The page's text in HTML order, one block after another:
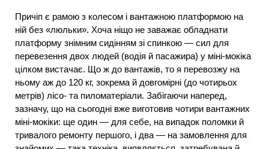
Причіп є рамою з колесом і вантажною платформою на
ній без «люльки». Хоча ніщо не заважає обладнати
платформу знімним сидінням зі спинкою — сил для
перевезення двох людей (водія й пасажира) у міні-мокіка
цілком вистачає. Що ж до вантажів, то я перевозжу на
ньому аж до 120 кг, зокрема й довгомірні (до чотирьох
метрів) лісо- та пиломатеріали. Забігаючи наперед,
зазначу, що на сьогодні вже виготовив чотири вантажних
міні-мокіки: ще один — для себе, на випадок поломки й
тривалого ремонту першого, і два — на замовлення для